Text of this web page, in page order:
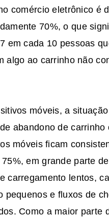
comércio eletrônico é
70%, o que
em cada 10 pessoas
algo ao carrinho não
móveis, a
abandono de carrinho
móveis ficam
em grande parte
carregamento lentos,
pequenos e fluxos de
Como a maior parte